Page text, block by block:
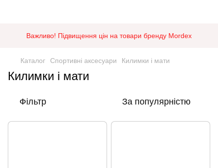
Важливо! Підвищення цін на товари бренду Mordex
Каталог Спортивні аксесуари Килимки і мати
Килимки і мати
Фільтр За популярністю